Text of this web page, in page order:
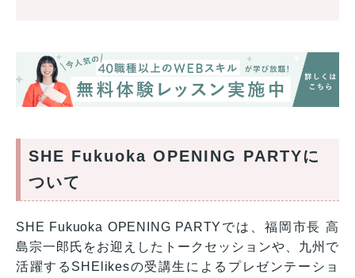
SHE Fukuoka OPENING PARTYに
ついて
SHE Fukuoka OPENING PARTYでは、福岡市長 高
島宗一郎氏をお迎えしたトークセッションや、九州で
活躍するSHElikesの受講生によるプレゼンテーショ